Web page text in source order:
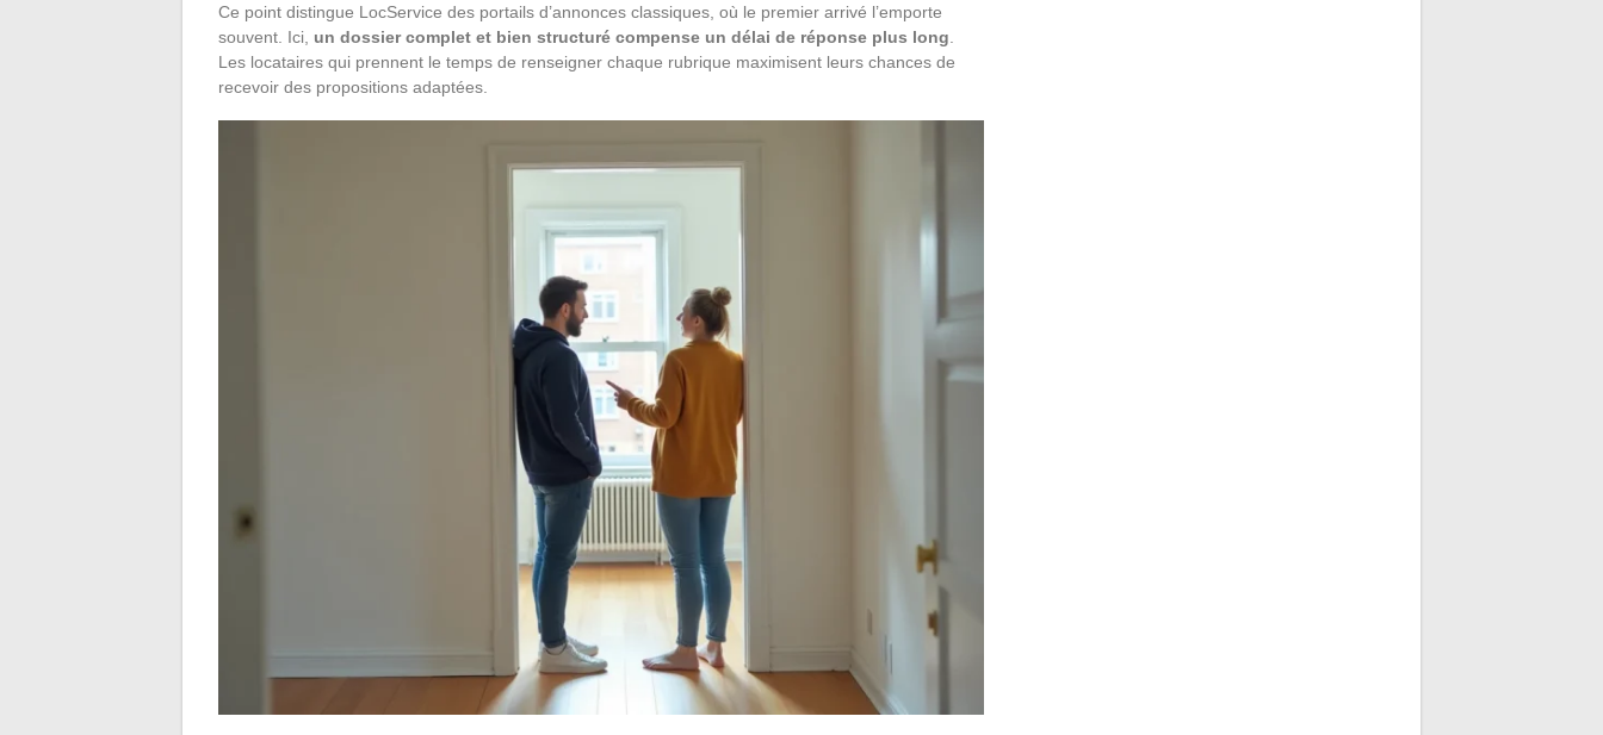
Ce point distingue LocService des portails d’annonces classiques, où le premier arrivé l’emporte
souvent. Ici, un dossier complet et bien structuré compense un délai de réponse plus long
Les locataires qui prennent le temps de renseigner chaque rubrique maximisent leurs chances de
recevoir des propositions adaptées.